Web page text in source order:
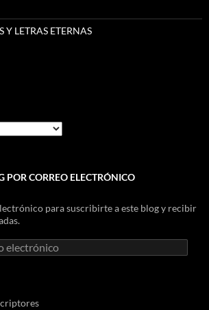
Y LETRAS ETERNAS
POR CORREO ELECTRÓNICO
para suscribirte a este blog y recibir